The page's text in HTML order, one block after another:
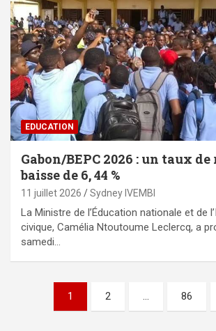
EDUCATION
Gabon/BEPC 2026 : un taux
baisse de 6, 44 %
11 juillet 2026 Sydney IVEMBI
La Ministre de l’Éducation nationale et de
civique, Camélia Ntoutoume Leclercq, a
samedi…
Pagination
1 2 … 86